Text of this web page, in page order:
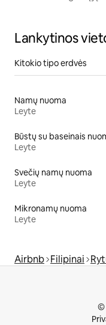
Lankytinos
Kitokio tipo erdvės
Namų nuoma
Leyte
Būstų su baseinais
Leyte
Svečių namų nuoma
Leyte
Mikronamų nuoma
Leyte
Airbnb Filipinai
©